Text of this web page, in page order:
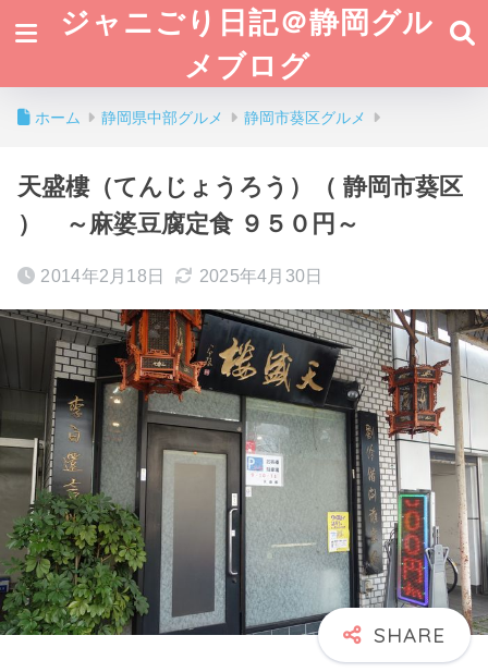
ジャニごり日記＠静岡グル
メブログ
ホーム 静岡県中部グルメ 静岡市葵区グルメ
天盛樓（てんじょうろう）（ 静岡市葵区
） ～麻婆豆腐定食 ９５０円～
2014年2月18日 2025年4月30日